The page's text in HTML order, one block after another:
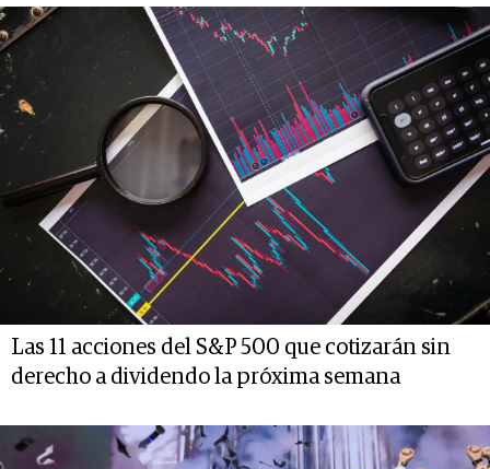
Las 11 acciones del S&P 500 que cotizarán sin
derecho a dividendo la próxima semana